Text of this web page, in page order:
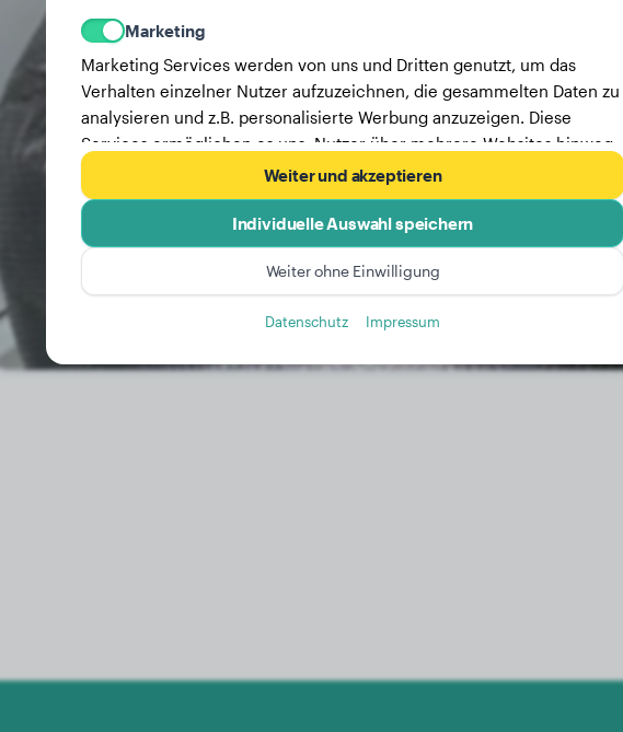
Marketing
Marketing Services werden von uns und Dritten genutzt, um das
Verhalten einzelner Nutzer aufzuzeichnen, die gesammelten Daten zu
analysieren und z.B. personalisierte Werbung anzuzeigen. Diese
Services ermöglichen es uns, Nutzer über mehrere Websites hinweg
Weiter und akzeptieren
Individuelle Auswahl speichern
Weiter ohne Einwilligung
Datenschutz Impressum